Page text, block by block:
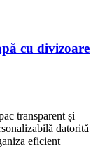
cu divizoare
transparent și
datorită
eficient